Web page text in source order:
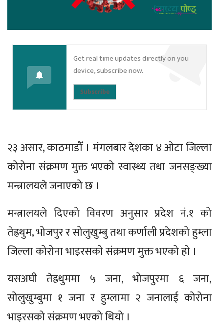
Get real time updates directly on you
device, subscribe now.
Subscribe
२३ असार, काठमाडौँ । मंगलबार देशका ४ ओटा जिल्ला
कोरोना संक्रमण मुक्त भएको स्वास्थ्य तथा जनसङ्ख्या
मन्त्रालयले जनाएको छ ।
मन्त्रालयले दिएको विवरण अनुसार प्रदेश नं.१ को
तेह्रथुम, भोजपुर र सोलुखुम्बु तथा कर्णाली प्रदेशको हुम्ला
जिल्ला कोरोना भाइरसको संक्रमण मुक्त भएको हो ।
यसअघी तेह्रथुममा ५ जना, भोजपुरमा ६ जना,
सोलुखुम्बुमा १ जना र हुम्लामा २ जनालाई कोरोना
भाइरसको संक्रमण भएको थियो ।